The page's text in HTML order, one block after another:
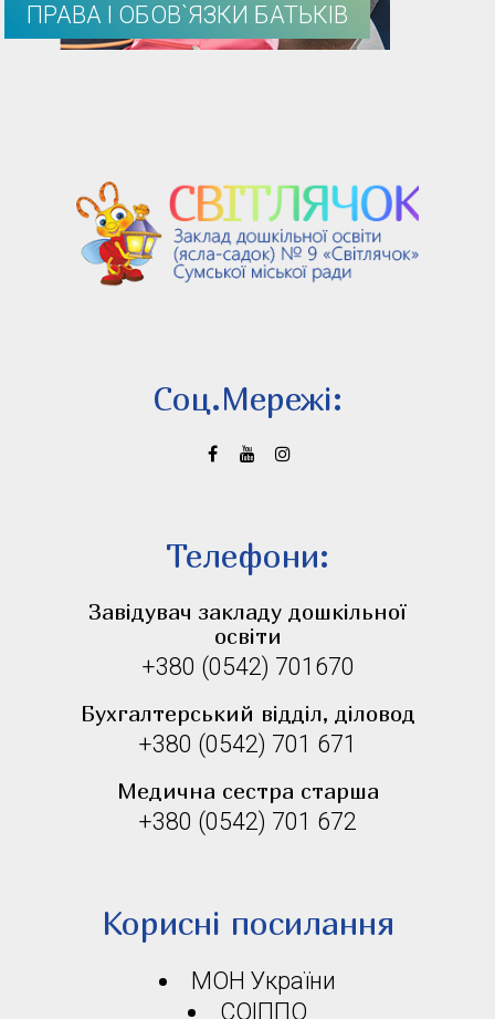
ПРАВА І ОБОВ`ЯЗКИ БАТЬКІВ
Соц.Мережi:
Телефони:
Завідувач закладу дошкільної
освіти
+380 (0542) 701670
Бухгалтерський відділ, діловод
+380 (0542) 701 671
Медична сестра старша
+380 (0542) 701 672
Корисні посилання
МОН України
СОІППО